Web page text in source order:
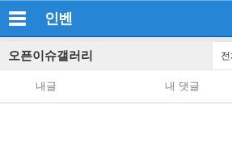
인벤
오픈이슈갤러리
내글 내 댓글